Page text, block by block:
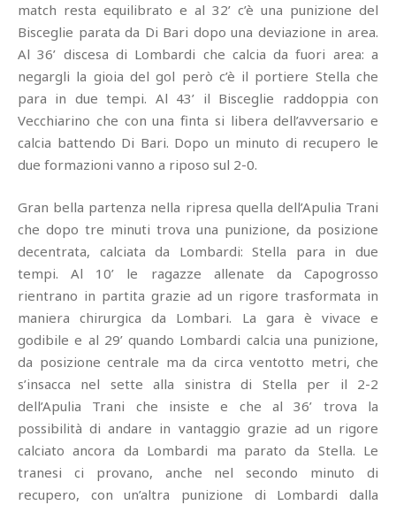
match resta equilibrato e al 32’ c’è una punizione del
Bisceglie parata da Di Bari dopo una deviazione in area.
Al 36’ discesa di Lombardi che calcia da fuori area: a
negargli la gioia del gol però c’è il portiere Stella che
para in due tempi. Al 43’ il Bisceglie raddoppia con
Vecchiarino che con una finta si libera dell’avversario e
calcia battendo Di Bari. Dopo un minuto di recupero le
due formazioni vanno a riposo sul 2-0.
Gran bella partenza nella ripresa quella dell’Apulia Trani
che dopo tre minuti trova una punizione, da posizione
decentrata, calciata da Lombardi: Stella para in due
tempi. Al 10’ le ragazze allenate da Capogrosso
rientrano in partita grazie ad un rigore trasformata in
maniera chirurgica da Lombari. La gara è vivace e
godibile e al 29’ quando Lombardi calcia una punizione,
da posizione centrale ma da circa ventotto metri, che
s’insacca nel sette alla sinistra di Stella per il 2-2
dell’Apulia Trani che insiste e che al 36’ trova la
possibilità di andare in vantaggio grazie ad un rigore
calciato ancora da Lombardi ma parato da Stella. Le
tranesi ci provano, anche nel secondo minuto di
recupero, con un’altra punizione di Lombardi dalla